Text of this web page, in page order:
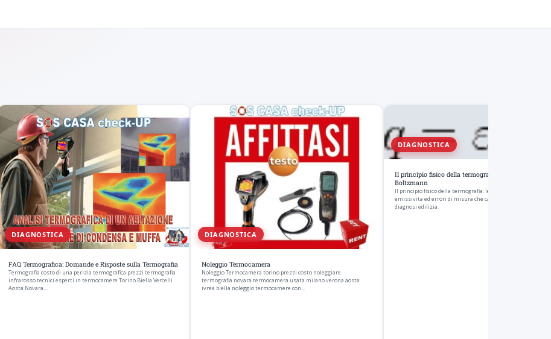
DIAGNOSTICA
FAQ Termografica: Domande e Risposte sulla Termografia
Termografia costo di una perizia termografica prezzi termografia
infrarosso tecnici esperti in termocamere Torino Biella Vercelli
Aosta Novara…
DIAGNOSTICA
Noleggio Termocamera
Noleggio Termocamera torino prezzi costo noleggiare
termografia novara termocamera usata milano verona aosta
ivrea biella noleggio termocamere con…
DIAGNOSTICA
Il principio fisico della termografia e la legge di
Boltzmann
Il principio fisico della termografia: legge di Stefan-
emissivita ed errori di misura che cambiano l'affidabilita
diagnosi edilizia.